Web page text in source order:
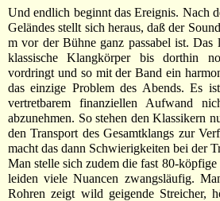
Und endlich beginnt das Ereignis. Nach
Geländes stellt sich heraus, daß der
m vor der Bühne ganz passabel ist.
klassische Klangkörper bis dorthin
vordringt und so mit der Band ein
das einzige Problem des Abends. Es
vertretbarem finanziellen Aufwand
abzunehmen. So stehen den Klassikern
den Transport des Gesamtklangs zur
macht das dann Schwierigkeiten bei der
Man stelle sich zudem die fast 80-
leiden viele Nuancen zwangsläufig.
Rohren zeigt wild geigende Streicher,